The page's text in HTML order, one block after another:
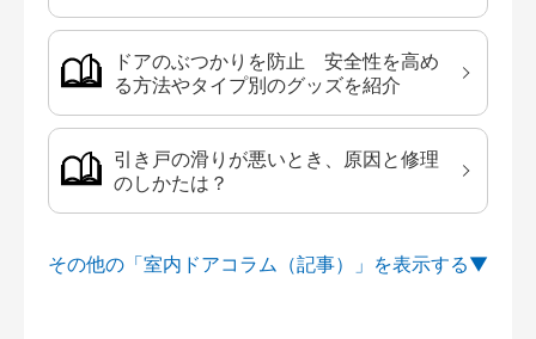
ドアのぶつかりを防止 安全性を高め
る方法やタイプ別のグッズを紹介
引き戸の滑りが悪いとき、原因と修理
のしかたは？
その他の「室内ドアコラム（記事）」を